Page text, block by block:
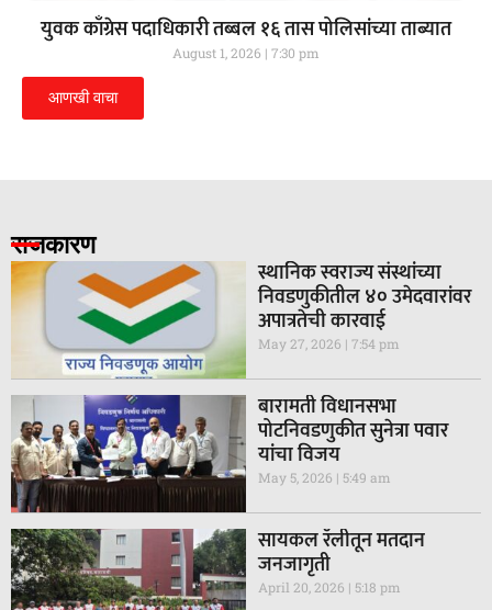
युवक काँग्रेस पदाधिकारी तब्बल १६ तास पोलिसांच्या ताब्यात
August 1, 2026 7:30 pm
आणखी वाचा
राजकारण
स्थानिक स्वराज्य संस्थांच्या
निवडणुकीतील ४० उमेदवारांवर
अपात्रतेची कारवाई
May 27, 2026 7:54 pm
बारामती विधानसभा
पोटनिवडणुकीत सुनेत्रा पवार
यांचा विजय
May 5, 2026 5:49 am
सायकल रॅलीतून मतदान
जनजागृती
April 20, 2026 5:18 pm